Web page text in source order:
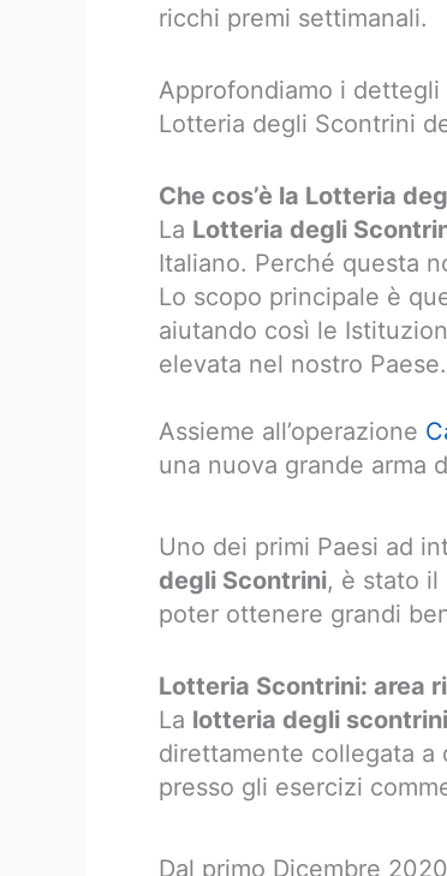
ricchi premi settimanali.
Approfondiamo i dettegli
Lotteria degli Scontrini
Che cos’è la Lotteria
La Lotteria degli
Italiano. Perché questa
Lo scopo principale è
aiutando così le
elevata nel nostro Paese.
Assieme all’operazione
una nuova grande arma
Uno dei primi Paesi ad
degli Scontrini, è stato il
poter ottenere grandi
Lotteria Scontrini: area
La lotteria degli scontrini
direttamente collegata
presso gli esercizi
Dal primo Dicembre